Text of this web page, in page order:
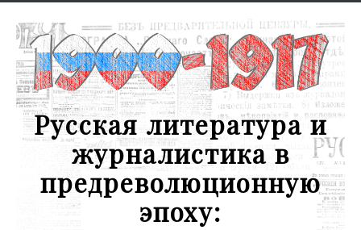
Русская литература и
журналистика в
предреволюционную
эпоху: